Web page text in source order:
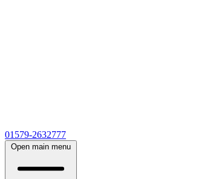
01579-2632777
Open main menu